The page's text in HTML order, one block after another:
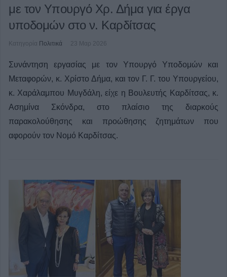
με τον Υπουργό Χρ. Δήμα για έργα
υποδομών στο ν. Καρδίτσας
Κατηγορία Πολιτικά 23 Μαρ 2026
Συνάντηση εργασίας με τον Υπουργό Υποδομών και
Μεταφορών, κ. Χρίστο Δήμα, και τον Γ. Γ. του Υπουργείου,
κ. Χαράλαμπου Μυγδάλη, είχε η Βουλευτής Καρδίτσας, κ.
Ασημίνα Σκόνδρα, στο πλαίσιο της διαρκούς
παρακολούθησης και προώθησης ζητημάτων που
αφορούν τον Νομό Καρδίτσας.